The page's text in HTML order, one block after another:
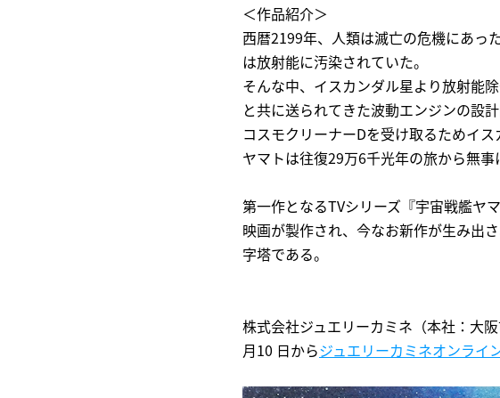
＜作品紹介＞
西暦2199年、人類は滅亡の危機にあっ
は放射能に汚染されていた。
そんな中、イスカンダル星より放射能
と共に送られてきた波動エンジンの設
コスモクリーナーDを受け取るためイ
ヤマトは往復29万6千光年の旅から無
第一作となるTVシリーズ『宇宙戦艦ヤ
映画が製作され、今なお新作が生み出
字塔である。
株式会社ジュエリーカミネ（本社：大
月10 日からジュエリーカミネオンライ